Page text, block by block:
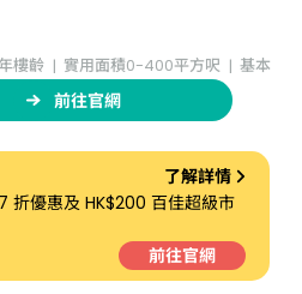
樓齡 實用面積0-400平方呎 基本
前往官網
了解詳情
折優惠及 HK$200 百佳超級市
前往官網